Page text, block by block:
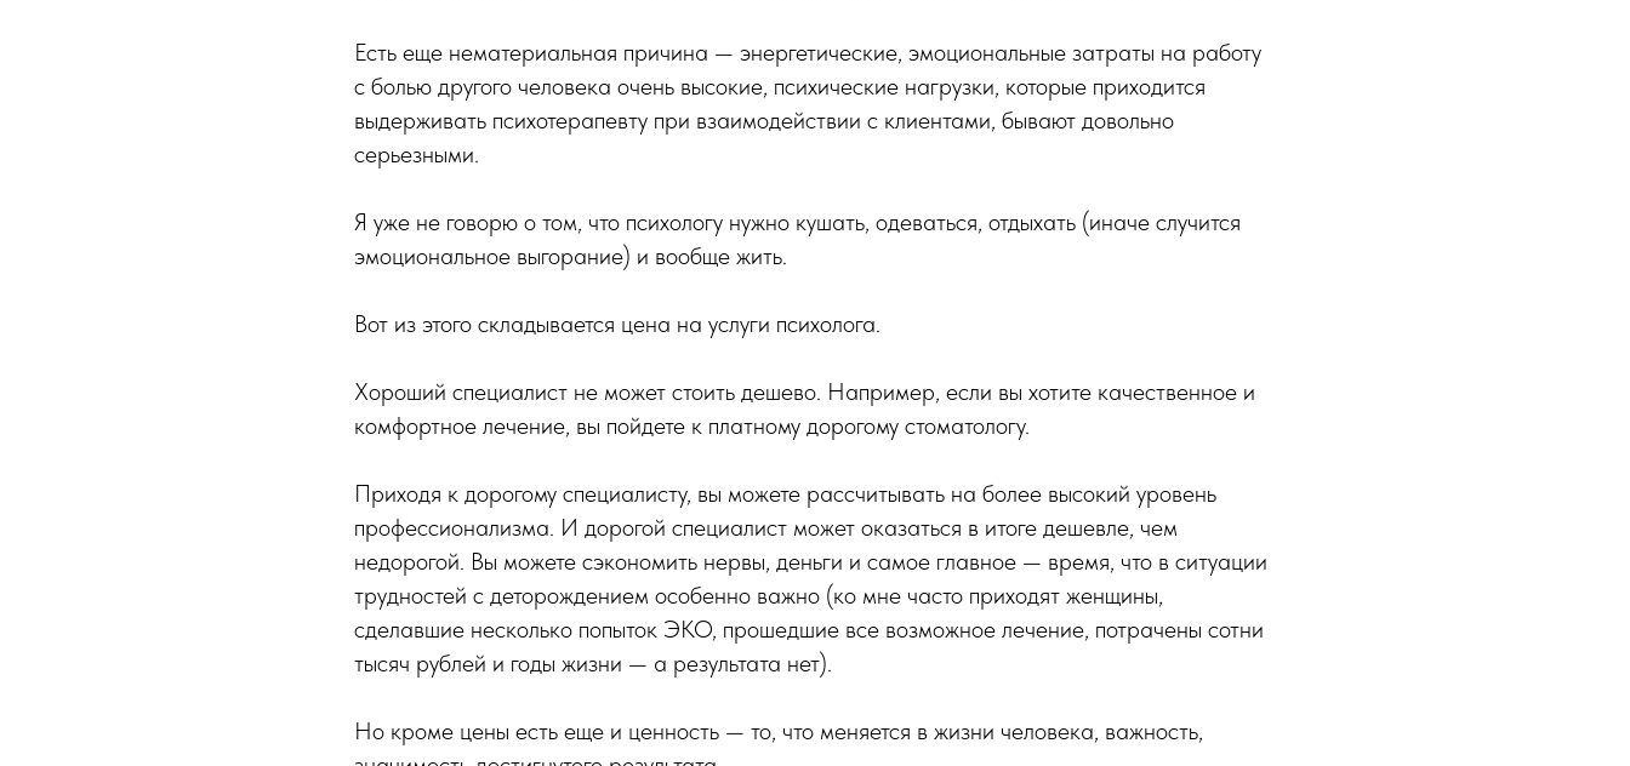
Есть еще нематериальная причина — энергетические, эмоциональные затраты на работу
с болью другого человека очень высокие, психические нагрузки, которые приходится
выдерживать психотерапевту при взаимодействии с клиентами, бывают довольно
серьезными.
Я уже не говорю о том, что психологу нужно кушать, одеваться, отдыхать (иначе случится
эмоциональное выгорание) и вообще жить.
Вот из этого складывается цена на услуги психолога.
Хороший специалист не может стоить дешево. Например, если вы хотите качественное и
комфортное лечение, вы пойдете к платному дорогому стоматологу.
Приходя к дорогому специалисту, вы можете рассчитывать на более высокий уровень
профессионализма. И дорогой специалист может оказаться в итоге дешевле, чем
недорогой. Вы можете сэкономить нервы, деньги и самое главное — время, что в ситуации
трудностей с деторождением особенно важно (ко мне часто приходят женщины,
сделавшие несколько попыток ЭКО, прошедшие все возможное лечение, потрачены сотни
тысяч рублей и годы жизни — а результата нет).
Но кроме цены есть еще и ценность — то, что меняется в жизни человека, важность,